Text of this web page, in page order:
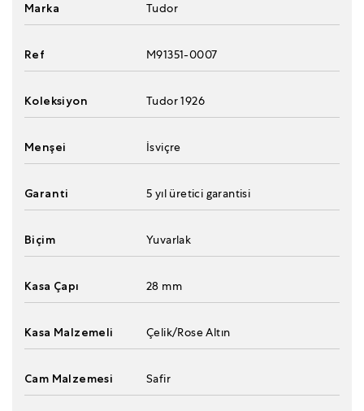
Marka Tudor
Ref M91351-0007
Koleksiyon Tudor 1926
Menşei İsviçre
Garanti 5 yıl üretici garantisi
Biçim Yuvarlak
Kasa Çapı 28 mm
Kasa Malzemeli Çelik/Rose Altın
Cam Malzemesi Safir